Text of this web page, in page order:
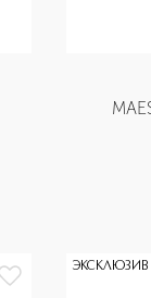
ЭКСКЛЮЗИВ